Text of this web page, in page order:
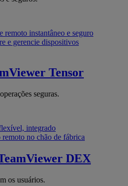
remoto instantâneo e seguro
e gerencie dispositivos
Tensor
seguras.
integrado
remoto no chão de fábrica
DEX
os usuários.